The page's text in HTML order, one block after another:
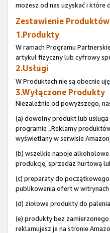
możesz od nas uzyskać i które
Zestawienie
1.Produkty
W ramach Programu
artykuł fizyczny lub cyfrowy
2.Usługi
W Produktach nie są obecnie
3.Wyłączone Produkty
Niezależnie od powyższego,
(a) dowolny produkt lub
programie „Reklamy
wyświetlany w serwisie
(b) wszelkie napoje
produkcję, sprzedaż hurtową
(c) preparaty do
publikowania ofert w witrynach
(d) ziołowe produkty do
(e) produkty bez
reklamujesz je na stronie